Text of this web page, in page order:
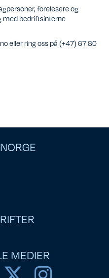
forelesere og
med bedriftsinterne
eller ring oss på (+47) 67 80
MEDIER